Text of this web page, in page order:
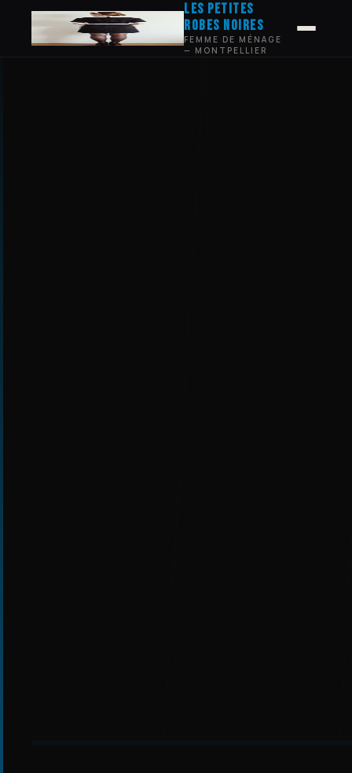
les petites
robes noires
FEMME DE MÉNAGE
— MONTPELLIER